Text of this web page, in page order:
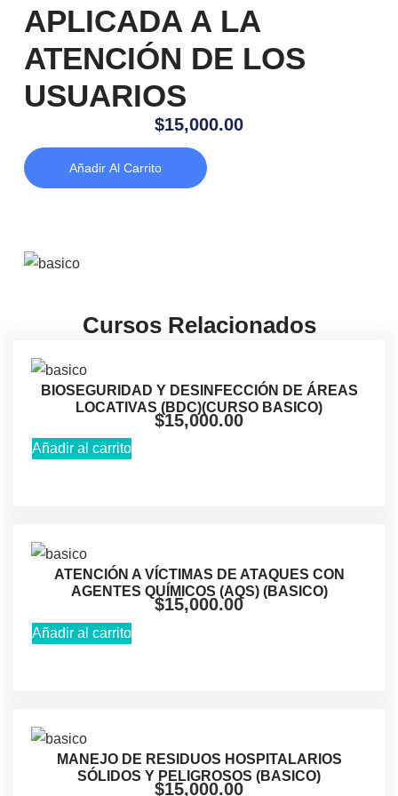
APLICADA A LA
ATENCIÓN DE LOS
USUARIOS
$15,000.00
Añadir Al Carrito
Cursos Relacionados
BIOSEGURIDAD Y DESINFECCIÓN DE ÁREAS
LOCATIVAS (BDC)(CURSO BASICO)
$15,000.00
Añadir al carrito
ATENCIÓN A VÍCTIMAS DE ATAQUES CON
AGENTES QUÍMICOS (AQS) (BASICO)
$15,000.00
Añadir al carrito
MANEJO DE RESIDUOS HOSPITALARIOS
SÓLIDOS Y PELIGROSOS (BASICO)
$15,000.00